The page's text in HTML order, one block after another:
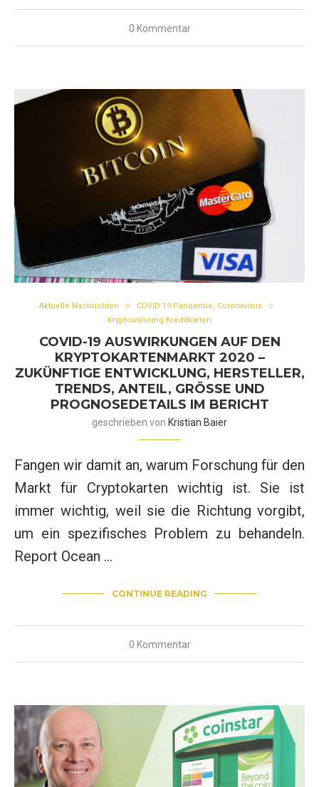
0 Kommentar
Aktuelle Nachrichten
COVID-19 Pandemie, Coronavirus
Kryptowährung Kreditkarten
COVID-19 AUSWIRKUNGEN AUF DEN
KRYPTOKARTENMARKT 2020 –
ZUKÜNFTIGE ENTWICKLUNG, HERSTELLER,
TRENDS, ANTEIL, GRÖSSE UND P
ROGNOSEDETAILS IM BERICHT
geschrieben von Kristian Baier
Fangen wir damit an, warum Forschung für den
Markt für Cryptokarten wichtig ist. Sie ist
immer wichtig, weil sie die Richtung vorgibt,
um ein spezifisches Problem zu behandeln.
Report Ocean …
CONTINUE READING
0 Kommentar